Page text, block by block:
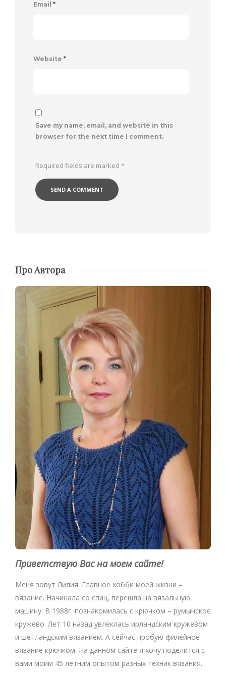
Email *
Website *
Save my name, email, and website in this
browser for the next time I comment.
Required fields are marked *
Про Автора
Приветствую Вас на моем сайте!
Меня зовут Лилия. Главное хобби моей жизни –
вязание. Начинала со спиц, перешла на вязальную
машину. В 1988г. познакомилась с крючком – румынское
кружево. Лет 10 назад увлеклась ирландским кружевом
и шетландским вязанием. А сейчас пробую филейное
вязание крючком. На данном сайте я хочу поделится с
вами моим 45 летним опытом разных техник вязания.